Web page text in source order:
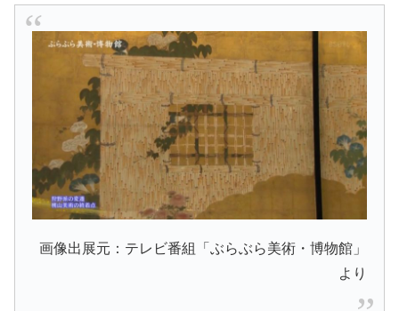
画像出展元：テレビ番組「ぶらぶら美術・博物館」
より